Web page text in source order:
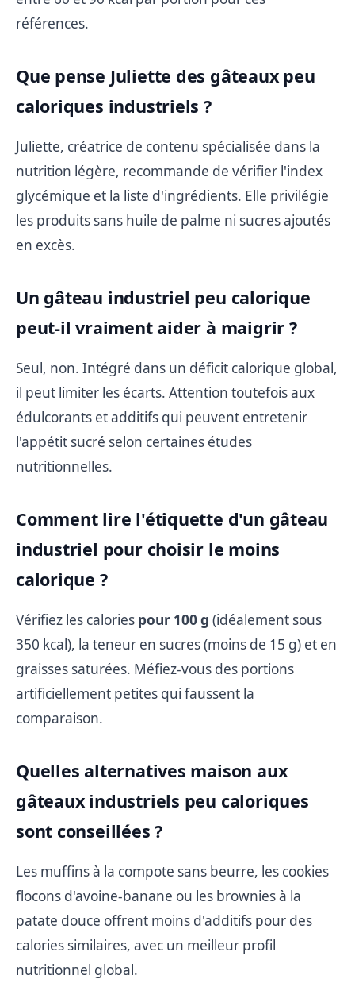
références.
Que pense Juliette des gâteaux peu
caloriques industriels ?
Juliette, créatrice de contenu spécialisée dans la
nutrition légère, recommande de vérifier l'index
glycémique et la liste d'ingrédients. Elle privilégie
les produits sans huile de palme ni sucres ajoutés
en excès.
Un gâteau industriel peu calorique
peut-il vraiment aider à maigrir ?
Seul, non. Intégré dans un déficit calorique global,
il peut limiter les écarts. Attention toutefois aux
édulcorants et additifs qui peuvent entretenir
l'appétit sucré selon certaines études
nutritionnelles.
Comment lire l'étiquette d'un gâteau
industriel pour choisir le moins
calorique ?
Vérifiez les calories pour 100 g (idéalement sous
350 kcal), la teneur en sucres (moins de 15 g) et en
graisses saturées. Méfiez-vous des portions
artificiellement petites qui faussent la
comparaison.
Quelles alternatives maison aux
gâteaux industriels peu caloriques
sont conseillées ?
Les muffins à la compote sans beurre, les cookies
flocons d'avoine-banane ou les brownies à la
patate douce offrent moins d'additifs pour des
calories similaires, avec un meilleur profil
nutritionnel global.